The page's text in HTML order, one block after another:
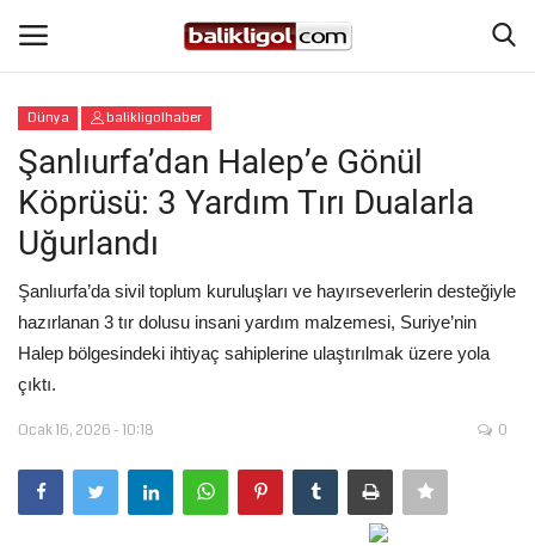
Giriş Yap
Anasayfa
Magazin
Şanlıurfa
Spor
Dünya balikligolhaber
Şanlıurfa’dan Halep’e Gönül
Köprüsü: 3 Yardım Tırı Dualarla
Uğurlandı
Şanlıurfa’da sivil toplum kuruluşları ve hayırseverlerin desteğiyle
hazırlanan 3 tır dolusu insani yardım malzemesi, Suriye’nin
Halep bölgesindeki ihtiyaç sahiplerine ulaştırılmak üzere yola
çıktı.
Ocak 16, 2026 - 10:18 0